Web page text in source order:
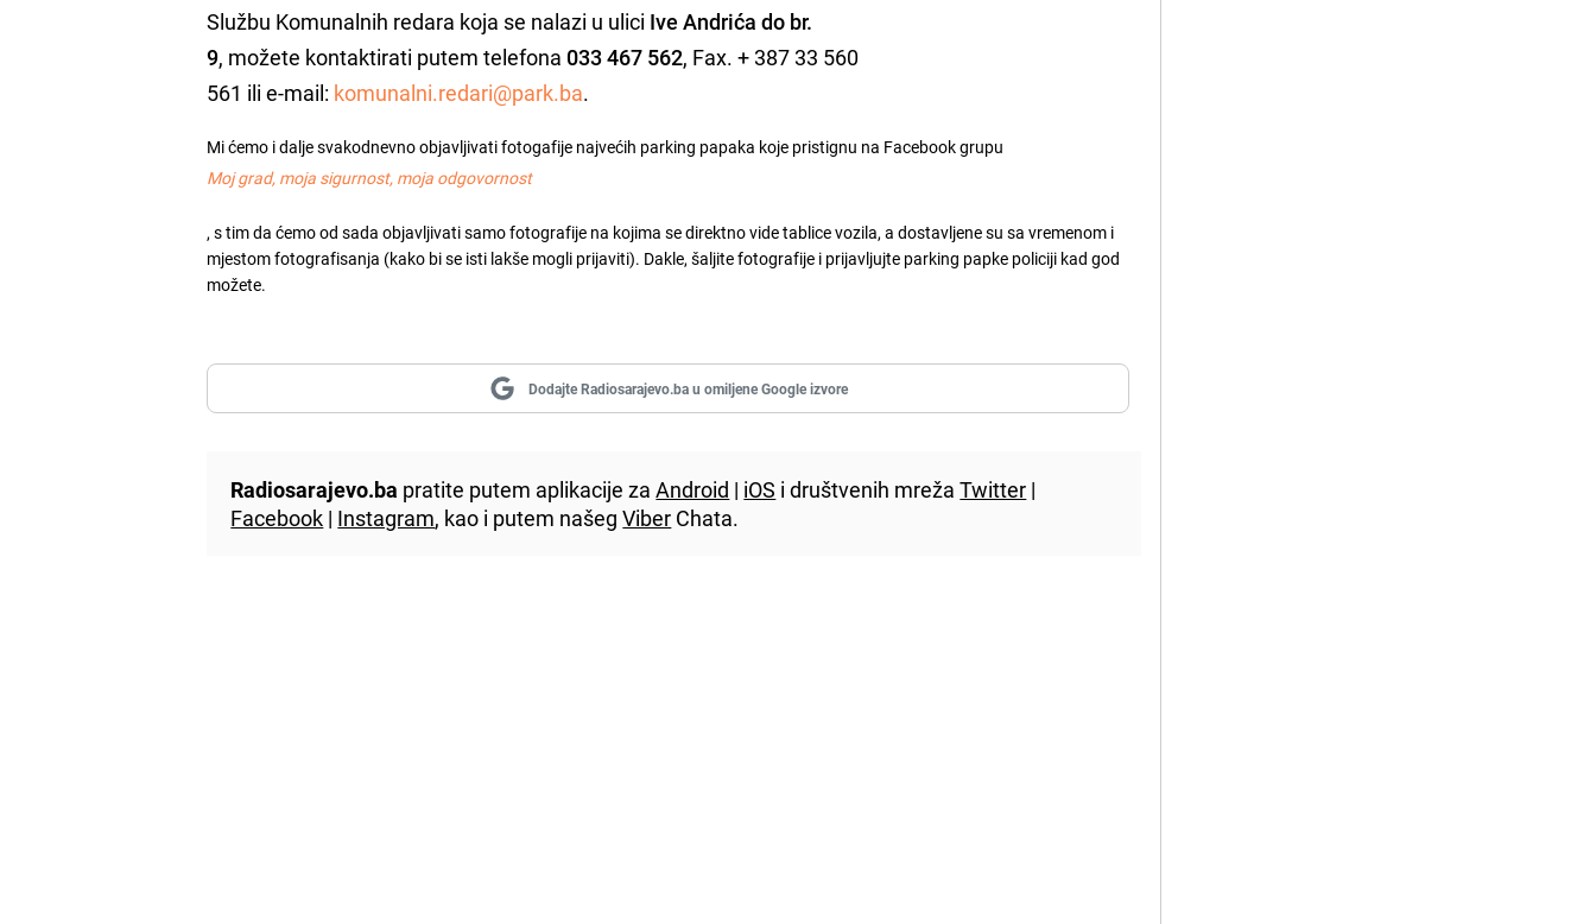
Službu Komunalnih redara koja se nalazi u ulici Ive Andrića do br.
9, možete kontaktirati putem telefona 033 467 562, Fax. + 387 33 560
561 ili e-mail: komunalni.redari@park.ba.
Mi ćemo i dalje svakodnevno objavljivati fotogafije najvećih parking papaka koje pristignu na Facebook grupu
Moj grad, moja sigurnost, moja odgovornost
, s tim da ćemo od sada objavljivati samo fotografije na kojima se direktno vide tablice vozila, a dostavljene su sa vremenom i
mjestom fotografisanja (kako bi se isti lakše mogli prijaviti). Dakle, šaljite fotografije i prijavljujte parking papke policiji kad god
možete.
Dodajte Radiosarajevo.ba u omiljene Google izvore
Radiosarajevo.ba pratite putem aplikacije zaAndroid | iOS i društvenih mrežaTwitter |
Facebook | Instagram, kao i putem našegViber Chata.